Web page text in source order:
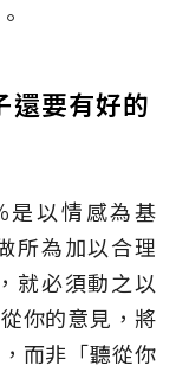
還要有好的
是以情感為基
所為加以合理
就必須動之以
你的意見，將
而非「聽從你